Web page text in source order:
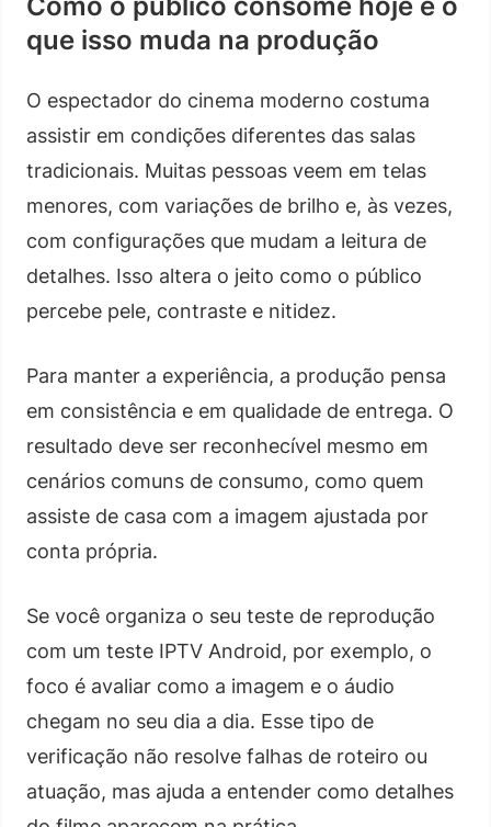
que isso muda na produção
O espectador do cinema moderno costuma
assistir em condições diferentes das salas
tradicionais. Muitas pessoas veem em telas
menores, com variações de brilho e, às vezes,
com configurações que mudam a leitura de
detalhes. Isso altera o jeito como o público
percebe pele, contraste e nitidez.
Para manter a experiência, a produção pensa
em consistência e em qualidade de entrega. O
resultado deve ser reconhecível mesmo em
cenários comuns de consumo, como quem
assiste de casa com a imagem ajustada por
conta própria.
Se você organiza o seu teste de reprodução
com um teste IPTV Android, por exemplo, o
foco é avaliar como a imagem e o áudio
chegam no seu dia a dia. Esse tipo de
verificação não resolve falhas de roteiro ou
atuação, mas ajuda a entender como detalhes